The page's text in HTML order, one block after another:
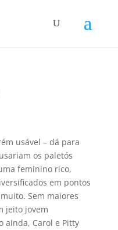
usável – dá para
os paletós
feminino rico,
em pontos
Sem maiores
jeito jovem
ainda, Carol e Pitty